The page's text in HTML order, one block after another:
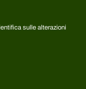
sulle alterazioni